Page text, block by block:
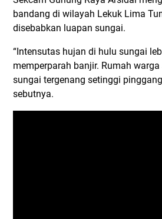
bandang di wilayah Lekuk Lima
disebabkan luapan sungai.
“Intensutas hujan di hulu sungai
memperparah banjir. Rumah
sungai tergenang setinggi
sebutnya.